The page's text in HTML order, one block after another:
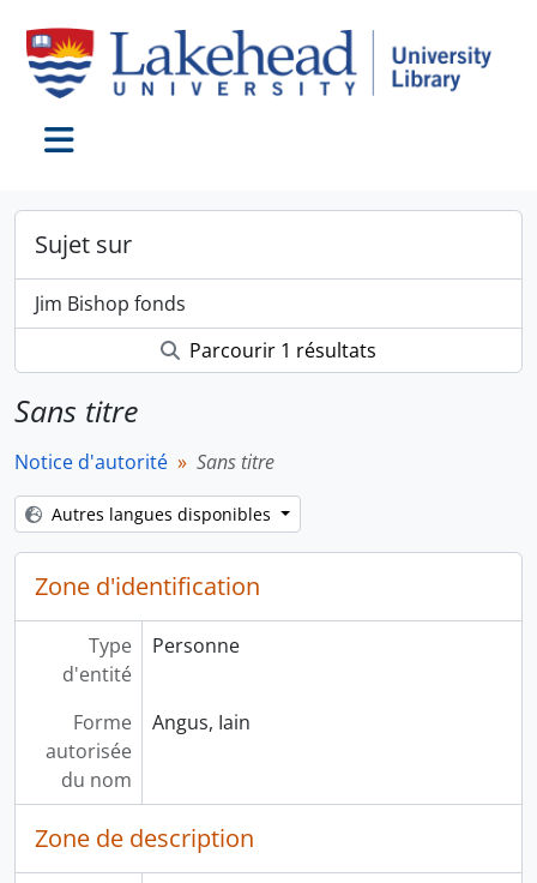
Sujet sur
Jim Bishop fonds
Parcourir 1 résultats
Sans titre
Notice d'autorité Sans titre
Autres langues disponibles
Zone d'identification
Type
d'entité
Personne
Forme
autorisée
du nom
Angus, Iain
Zone de description